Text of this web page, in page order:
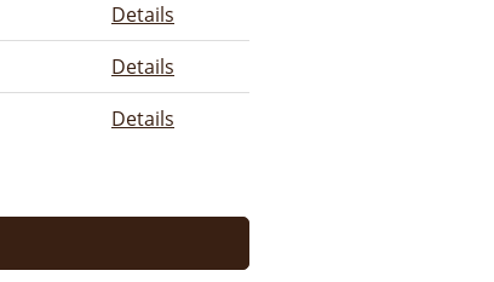
Details
Details
Details